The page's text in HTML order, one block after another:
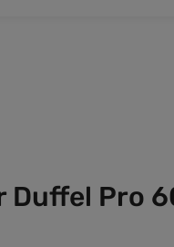
Duffel Pro